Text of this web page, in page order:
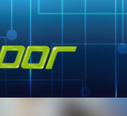
Skip to